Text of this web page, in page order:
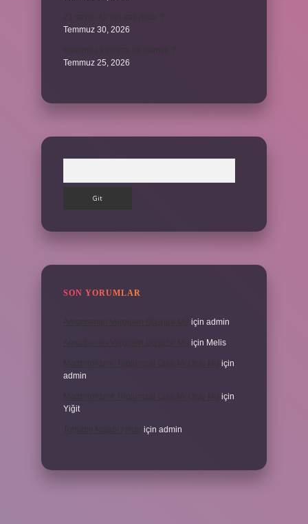
Temmuz 30, 2026
Temmuz 25, 2026
SON YORUMLAR
için admin
için Melis
için
admin
için
Yiğit
için admin